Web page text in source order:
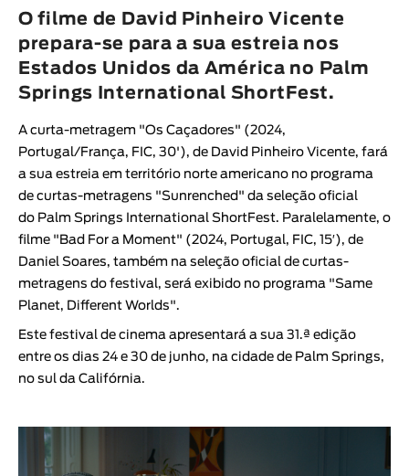
Animar
DURAÇÃO
< / >
GÉNERO
Ficção
Animação
Experimental
O filme de David Pinheiro Vicente
prepara-se para a sua estreia nos
Estados Unidos da América no Palm
Springs International ShortFest.
A curta-metragem "Os Caçadores" (2024,
Portugal/França, FIC, 30'), de David Pinheiro Vicente, fará
a sua estreia em território norte americano no programa
de curtas-metragens "Sunrenched " da seleção oficial
do Palm Springs International ShortFest. Paralelamente, o
filme " Bad For a Moment" (2024, Portugal, FIC, 15′), de
Daniel Soares, também na seleção oficial de curtas-
metragens do festival, será exibido no programa "Same
Planet, Different Worlds".
Este festival de cinema apresentará a sua 31.ª edição
entre os dias 24 e 30 de junho, na cidade de Palm Springs,
no sul da Califórnia.